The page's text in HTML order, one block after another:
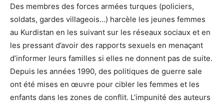
Des membres des forces armées turques (policiers,
soldats, gardes villageois…) harcèle les jeunes femmes
au Kurdistan en les suivant sur les réseaux sociaux et en
les pressant d’avoir des rapports sexuels en menaçant
d’informer leurs familles si elles ne donnent pas de suite.
Depuis les années 1990, des politiques de guerre sale
ont été mises en œuvre pour cibler les femmes et les
enfants dans les zones de conflit. L’impunité des auteurs